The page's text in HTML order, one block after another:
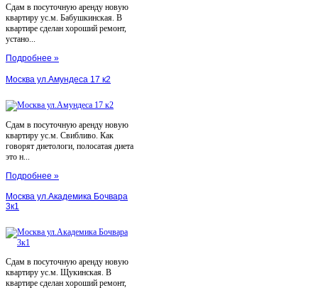
Сдам в посуточную аренду новую
квартиру ус.м. Бабушкинская. В
квартире сделан хороший ремонт,
устано...
Подробнее »
Москва ул.Амундеса 17 к2
Сдам в посуточную аренду новую
квартиру ус.м. Свибливо. Как
говорят диетологи, полосатая диета
это н...
Подробнее »
Москва ул.Академика Бочвара
3к1
Сдам в посуточную аренду новую
квартиру ус.м. Щукинская. В
квартире сделан хороший ремонт,